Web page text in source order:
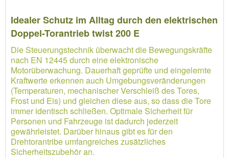
Idealer Schutz im Alltag durch den elektrischen
Doppel-Torantrieb twist 200 E
Die Steuerungstechnik überwacht die Bewegungskräfte
nach EN 12445 durch eine elektronische
Motorüberwachung. Dauerhaft geprüfte und eingelernte
Kraftwerte erkennen auch Umgebungsveränderungen
(Temperaturen, mechanischer Verschleiß des Tores,
Frost und Eis) und gleichen diese aus, so dass die Tore
immer identisch schließen. Optimale Sicherheit für
Personen und Fahrzeuge ist dadurch jederzeit
gewährleistet. Darüber hinaus gibt es für den
Drehtorantribe umfangreiches zusätzliches
Sicherheitszubehör an.